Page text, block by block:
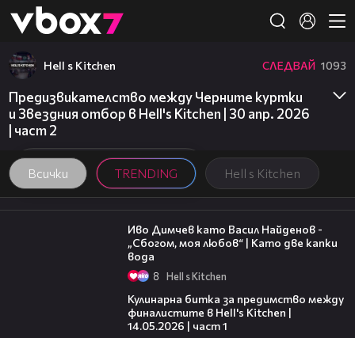
👾
Това съдържание не е достъпно.
Всички TRENDING Hell s Kitchen
Hell s Kitchen СЛЕДВАЙ 1093
Предизвикателство между Черните куртки
и Звездния отбор в Hell's Kitchen | 30 апр. 2026
| част 2
07:36
Иво Димчев като Васил Найденов -
„Сбогом, моя любов“ | Като две капки
вода
8 Hell s Kitchen
Кулинарна битка за предимство между
финалистите в Hell's Kitchen |
14.05.2026 | част 1